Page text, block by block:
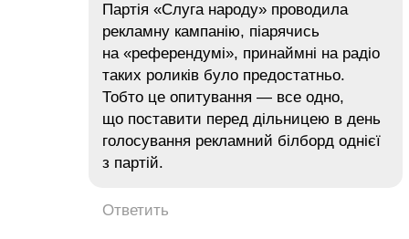
Партія «Слуга народу» проводила
рекламну кампанію, піарячись
на «референдумі», принаймні на радіо
таких роликів було предостатньо.
Тобто це опитування — все одно,
що поставити перед дільницею в день
голосування рекламний білборд однієї
з партій.
Ответить